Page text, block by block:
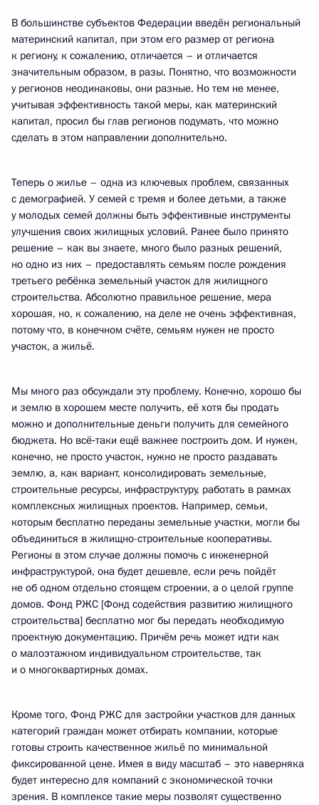
В большинстве субъектов Федерации введён региональный
материнский капитал, при этом его размер от региона
к региону, к сожалению, отличается – и отличается
значительным образом, в разы. Понятно, что возможности
у регионов неодинаковы, они разные. Но тем не менее,
учитывая эффективность такой меры, как материнский
капитал, просил бы глав регионов подумать, что можно
сделать в этом направлении дополнительно.
Теперь о жилье – одна из ключевых проблем, связанных
с демографией. У семей с тремя и более детьми, а также
у молодых семей должны быть эффективные инструменты
улучшения своих жилищных условий. Ранее было принято
решение – как вы знаете, много было разных решений,
но одно из них – предоставлять семьям после рождения
третьего ребёнка земельный участок для жилищного
строительства. Абсолютно правильное решение, мера
хорошая, но, к сожалению, на деле не очень эффективная,
потому что, в конечном счёте, семьям нужен не просто
участок, а жильё.
Мы много раз обсуждали эту проблему. Конечно, хорошо бы
и землю в хорошем месте получить, её хотя бы продать
можно и дополнительные деньги получить для семейного
бюджета. Но всё‑таки ещё важнее построить дом. И нужен,
конечно, не просто участок, нужно не просто раздавать
землю, а, как вариант, консолидировать земельные,
строительные ресурсы, инфраструктуру, работать в рамках
комплексных жилищных проектов. Например, семьи,
которым бесплатно переданы земельные участки, могли бы
объединиться в жилищно-строительные кооперативы.
Регионы в этом случае должны помочь с инженерной
инфраструктурой, она будет дешевле, если речь пойдёт
не об одном отдельно стоящем строении, а о целой группе
домов. Фонд РЖС [Фонд содействия развитию жилищного
строительства] бесплатно мог бы передать необходимую
проектную документацию. Причём речь может идти как
о малоэтажном индивидуальном строительстве, так
и о многоквартирных домах.
Кроме того, Фонд РЖС для застройки участков для данных
категорий граждан может отбирать компании, которые
готовы строить качественное жильё по минимальной
фиксированной цене. Имея в виду масштаб – это наверняка
будет интересно для компаний с экономической точки
зрения. В комплексе такие меры позволят существенно